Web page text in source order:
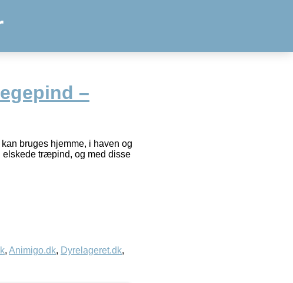
–
bruges hjemme, i haven og
elskede træpind, og med disse
, Animigo.dk, Dyrelageret.dk,